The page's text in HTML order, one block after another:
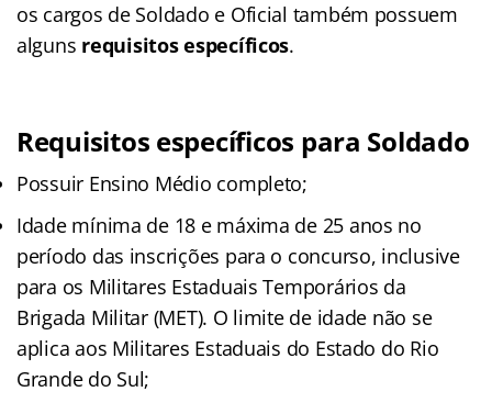
os cargos de Soldado e Oficial também possuem
alguns requisitos específicos.
Requisitos específicos para Soldado
Possuir Ensino Médio completo;
Idade mínima de 18 e máxima de 25 anos no
período das inscrições para o concurso, inclusive
para os Militares Estaduais Temporários da
Brigada Militar (MET). O limite de idade não se
aplica aos Militares Estaduais do Estado do Rio
Grande do Sul;